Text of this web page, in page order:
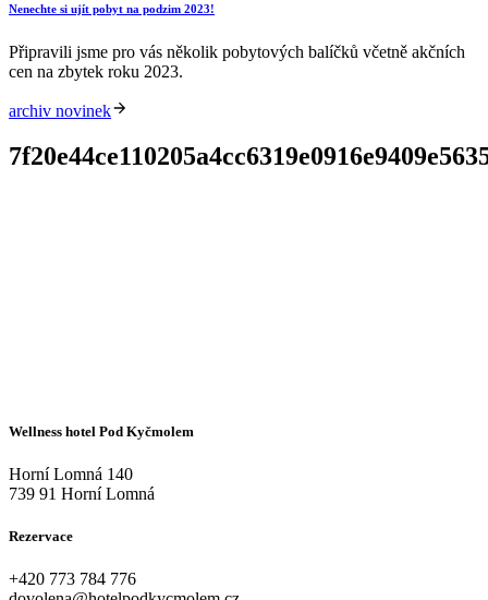
Nenechte si ujít pobyt na podzim 2023!
Připravili jsme pro vás několik pobytových balíčků včetně akčních
cen na zbytek roku 2023.
archiv novinek
Wellness hotel Pod Kyčmolem
Horní Lomná 140
739 91 Horní Lomná
Rezervace
+420 773 784 776